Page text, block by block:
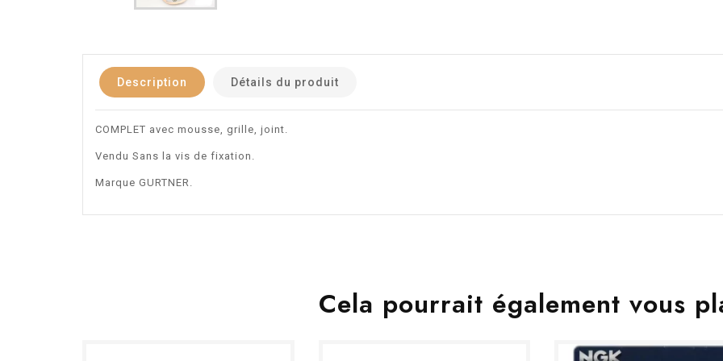
Description Détails du produit
COMPLET avec mousse, grille, joint.
Vendu Sans la vis de fixation.
Marque GURTNER.
Cela pourrait également vous